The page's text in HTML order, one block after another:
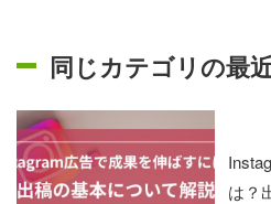
同じカテゴリの最
は？